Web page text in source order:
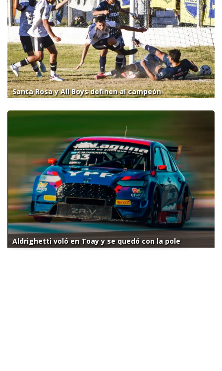
Santa Rosa y All Boys definen al campeón
Aldrighetti voló en Toay y se quedó con la pole